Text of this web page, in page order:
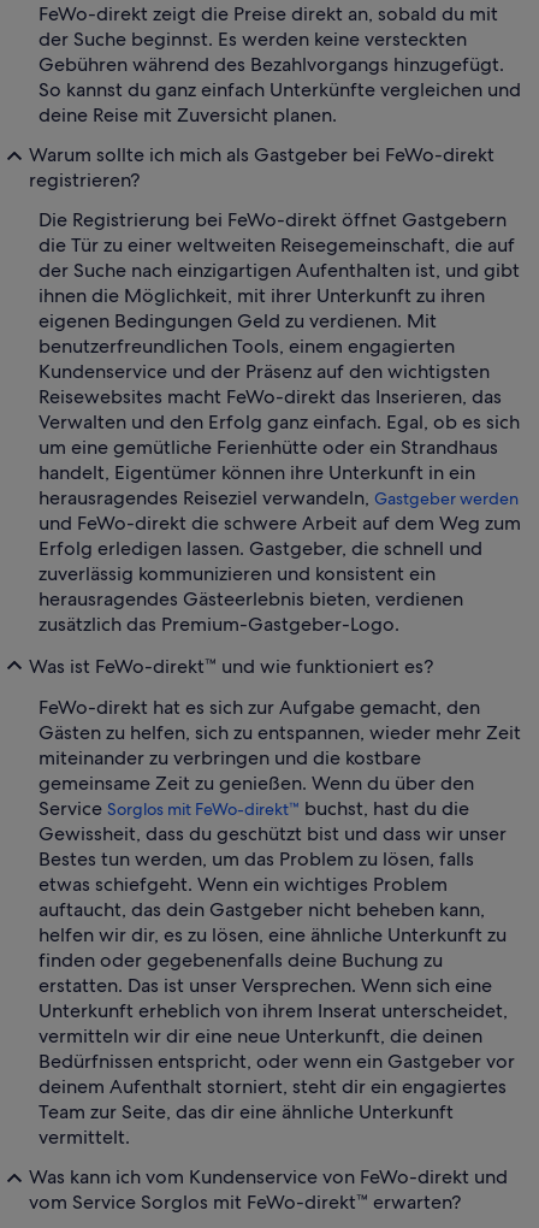
FeWo-direkt zeigt die Preise direkt an, sobald du mit
der Suche beginnst. Es werden keine versteckten
Gebühren während des Bezahlvorgangs hinzugefügt.
So kannst du ganz einfach Unterkünfte vergleichen und
deine Reise mit Zuversicht planen.
Warum sollte ich mich als Gastgeber bei FeWo-direkt
registrieren?
Die Registrierung bei FeWo-direkt öffnet Gastgebern
die Tür zu einer weltweiten Reisegemeinschaft, die auf
der Suche nach einzigartigen Aufenthalten ist, und gibt
ihnen die Möglichkeit, mit ihrer Unterkunft zu ihren
eigenen Bedingungen Geld zu verdienen. Mit
benutzerfreundlichen Tools, einem engagierten
Kundenservice und der Präsenz auf den wichtigsten
Reisewebsites macht FeWo-direkt das Inserieren, das
Verwalten und den Erfolg ganz einfach. Egal, ob es sich
um eine gemütliche Ferienhütte oder ein Strandhaus
handelt, Eigentümer können ihre Unterkunft in ein
herausragendes Reiseziel verwandeln, Gastgeber werden
und FeWo-direkt die schwere Arbeit auf dem Weg zum
Erfolg erledigen lassen. Gastgeber, die schnell und
zuverlässig kommunizieren und konsistent ein
herausragendes Gästeerlebnis bieten, verdienen
zusätzlich das Premium-Gastgeber-Logo.
Was ist FeWo-direkt™ und wie funktioniert es?
FeWo-direkt hat es sich zur Aufgabe gemacht, den
Gästen zu helfen, sich zu entspannen, wieder mehr Zeit
miteinander zu verbringen und die kostbare
gemeinsame Zeit zu genießen. Wenn du über den
Service Sorglos mit FeWo-direkt™ buchst, hast du die
Gewissheit, dass du geschützt bist und dass wir unser
Bestes tun werden, um das Problem zu lösen, falls
etwas schiefgeht. Wenn ein wichtiges Problem
auftaucht, das dein Gastgeber nicht beheben kann,
helfen wir dir, es zu lösen, eine ähnliche Unterkunft zu
finden oder gegebenenfalls deine Buchung zu
erstatten. Das ist unser Versprechen. Wenn sich eine
Unterkunft erheblich von ihrem Inserat unterscheidet,
vermitteln wir dir eine neue Unterkunft, die deinen
Bedürfnissen entspricht, oder wenn ein Gastgeber vor
deinem Aufenthalt storniert, steht dir ein engagiertes
Team zur Seite, das dir eine ähnliche Unterkunft
vermittelt.
Was kann ich vom Kundenservice von FeWo-direkt und
vom Service Sorglos mit FeWo-direkt™ erwarten?